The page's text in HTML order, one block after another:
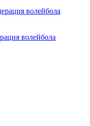
волейбола
волейбола